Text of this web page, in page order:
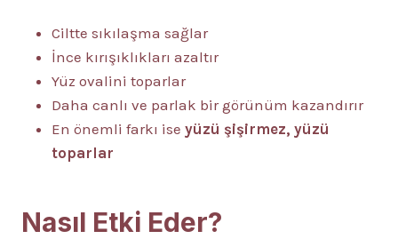
Ciltte sıkılaşma sağlar
İnce kırışıklıkları azaltır
Yüz ovalini toparlar
Daha canlı ve parlak bir görünüm kazandırır
En önemli farkı ise yüzü şişirmez, yüzü
toparlar
Nasıl Etki Eder?